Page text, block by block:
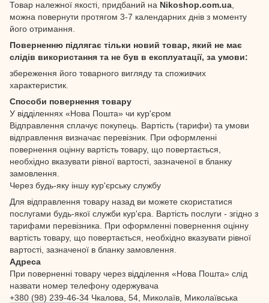
Товар належної якості, придбаний на Nikoshop.com.ua
можна повернути протягом 3-7 календарних днів з моменту
його отримання.
Поверненню підлягає тільки новий товар, який не має
слідів використання та не був в експлуатації, за умови:
збереження його товарного вигляду та споживчих
характеристик.
Способи повернення товару
У відділеннях «Нова Пошта» чи кур'єром
Відправлення сплачує покупець. Вартість (тарифи) та умови
відправлення визначає перевізник. При оформленні
повернення оцінну вартість товару, що повертається,
необхідно вказувати рівної вартості, зазначеної в бланку
замовлення.
Через будь-яку іншу кур'єрську службу
Для відправлення товару назад ви можете скористатися
послугами будь-якої служби кур'єра. Вартість послуги - згідно з
тарифами перевізника. При оформленні повернення оцінну
вартість товару, що повертається, необхідно вказувати рівної
вартості, зазначеної в бланку замовлення.
Адреса
При поверненні товару через відділення «Нова Пошта» слід
назвати номер телефону одержувача
+380 (98) 239-46-34 Чкалова, 54, Миколаїв, Миколаївська